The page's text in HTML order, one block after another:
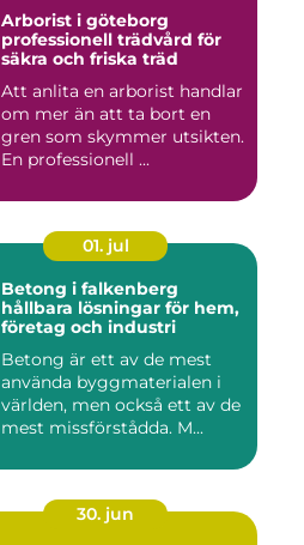
Arborist i göteborg
professionell trädvård för
säkra och friska träd
Att anlita en arborist handlar
om mer än att ta bort en
gren som skymmer utsikten.
En professionell ...
01. jul
Betong i falkenberg
hållbara lösningar för hem,
företag och industri
Betong är ett av de mest
använda byggmaterialen i
världen, men också ett av de
mest missförstådda. M...
30. jun